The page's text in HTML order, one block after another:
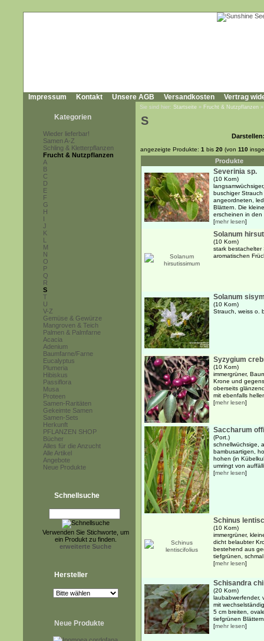
Impressum Kontakt Unsere AGB Versandkosten Vertrag
Kategorien
Wieder lieferbar!
Samen A-Z
Schling & Kletterpflanzen
Frucht & Nutzpflanzen
A
B
C
D
E
F
G
H
I
J
K
L
M
N
O
P
Q
R
S
T
U
V-Z
Gemüse & Gewürze
Mangroven & Teich
Palmen & Palmfarne
Acacia
Adenium
Baumfarne/Farne
Eucalyptus
Plumeria
Hibiskus
Passiflora
Musa
Proteen
Samen-Raritäten
Gekeimte Samen
Samen-Sets
Herkunft
PFLANZEN SHOP
Bücher
Alles für die Anzucht
Alle Artikel
Angebote
Neue Produkte
Schnellsuche
Verwenden Sie Stichworte, um
ein Produkt zu finden.
erweiterte Suche
Hersteller
Neue Produkte
Sie sind hier: Startseite » Frucht & Nutzpflanzen
S
angezeigte Produkte: 1 bis 20 (von 110
Produkte
Severinia sp.
(10 Korn)
buschiger
angeordneten,
Blättern. Die
erscheinen in den
[mehr lesen]
Solanum
(10 Korn)
stark bestachelter
aromatischen
Solanum
(10 Korn)
Strauch, weiss o.
Syzygium
(10 Korn)
immergrüner,
Krone und
oberseits
mit ebenfalls
[mehr lesen]
Saccharum
(Port.)
schnellwüchsige,
bambusartigen,
hohen (in
umringt von
[mehr lesen]
Schinus
(10 Korn)
immergrüner,
dicht belaubter
bestehend aus
tiefgrünen,
[mehr lesen]
Schisandra
(20 Korn)
laubabwerfender,
mit
5 cm breiten,
tiefgrünen
[mehr lesen]